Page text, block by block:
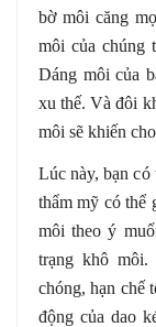
bờ môi căng
môi của chúng
Dáng môi của
xu thế. Và đôi
môi sẽ khiến
Lúc này, bạn
thẩm mỹ có thể
môi theo ý
trạng khô môi.
chóng, hạn chế
động của dao